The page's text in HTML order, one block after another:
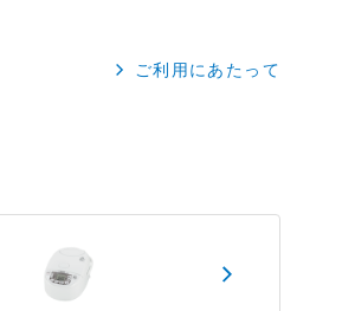
ご利用にあたって